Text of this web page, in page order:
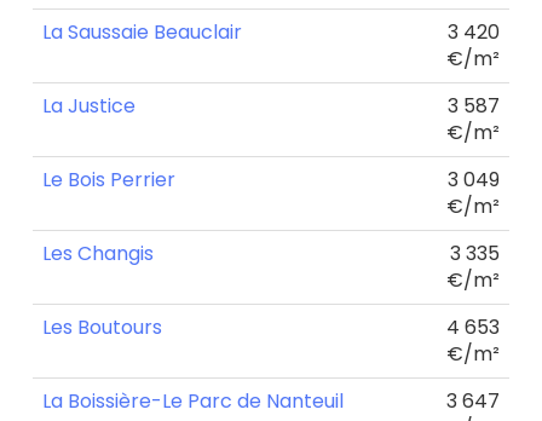
La Saussaie Beauclair
3 420
€/m²
La Justice
3 587
€/m²
Le Bois Perrier
3 049
€/m²
Les Changis
3 335
€/m²
Les Boutours
4 653
€/m²
La Boissière-Le Parc de Nanteuil
3 647